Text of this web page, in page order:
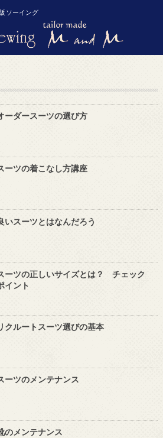
ソーイング
ーダースーツの選び方
ーツの着こなし方講座
いスーツとはなんだろう
ーツの正しいサイズとは？ チェック
イント
クルートスーツ選びの基本
ーツのメンテナンス
のメンテナンス